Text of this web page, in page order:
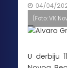
04/04/
(Foto: VK
U derbiju